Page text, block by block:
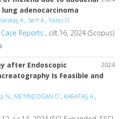
adenocarcinoma
Karataş A., Sert A., Yazıcı O.
Reports , cilt.16, 2024 (Scopus)
2024
after Endoscopic
Is Feasible and
N., METİNDOĞAN O., KARATAŞ A.,